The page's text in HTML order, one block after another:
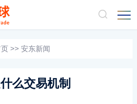
>> 安东新闻
么交易机制